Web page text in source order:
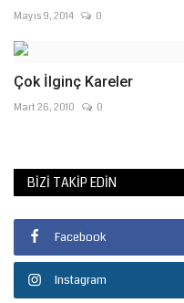
Mayıs 9, 2014 0
Çok İlginç Kareler
Mart 26, 2010 0
BIZI TAKIP EDIN
Facebook
Instagram